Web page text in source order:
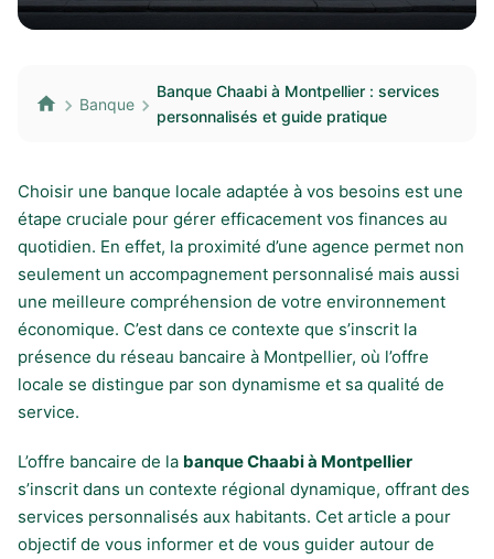
Banque
Banque Chaabi à Montpellier : services
personnalisés et guide pratique
Choisir une banque locale adaptée à vos besoins est une
étape cruciale pour gérer efficacement vos finances au
quotidien. En effet, la proximité d’une agence permet non
seulement un accompagnement personnalisé mais aussi
une meilleure compréhension de votre environnement
économique. C’est dans ce contexte que s’inscrit la
présence du réseau bancaire à Montpellier, où l’offre
locale se distingue par son dynamisme et sa qualité de
service.
L’offre bancaire de la banque Chaabi à Montpellier
s’inscrit dans un contexte régional dynamique, offrant des
services personnalisés aux habitants. Cet article a pour
objectif de vous informer et de vous guider autour de